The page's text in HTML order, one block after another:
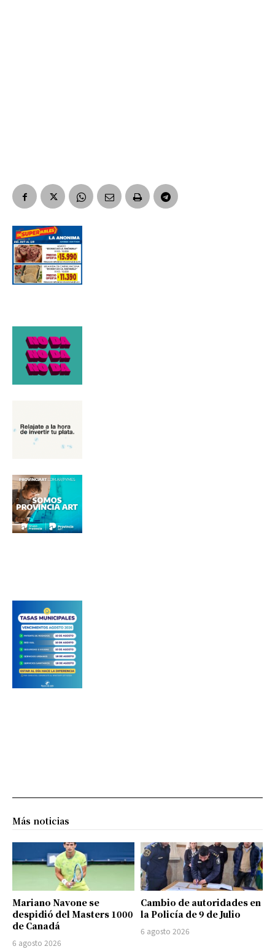
Más noticias
Mariano Navone se
despidió del Masters 1000
de Canadá
6 agosto 2026
Cambio de autoridades en
la Policía de 9 de Julio
6 agosto 2026